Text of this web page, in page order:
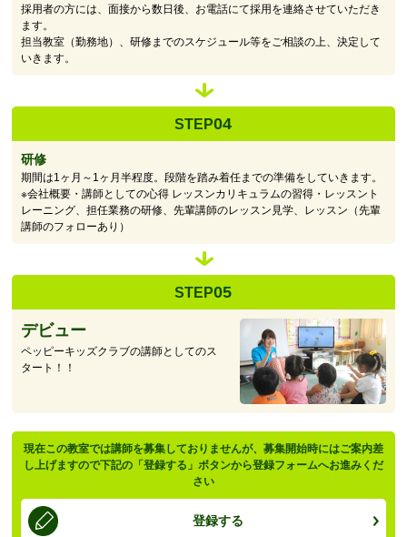
採用者の方には、面接から数日後、お電話にて採用を連絡させていただき
ます。
担当教室（勤務地）、研修までのスケジュール等をご相談の上、決定して
いきます。
STEP04
研修
期間は1ヶ月～1ヶ月半程度。段階を踏み着任までの準備をしていきます。
※会社概要・講師としての心得 レッスンカリキュラムの習得・レッスント
レーニング、担任業務の研修、先輩講師のレッスン見学、レッスン（先輩
講師のフォローあり）
STEP05
デビュー
ペッピーキッズクラブの講師としてのス
タート！！
現在この教室では講師を募集しておりませんが、募集開始時にはご案内差
し上げますので下記の「登録する」ボタンから登録フォームへお進みくだ
さい
登録する